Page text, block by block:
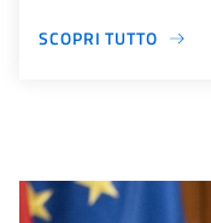
SCOPRI TUTTO